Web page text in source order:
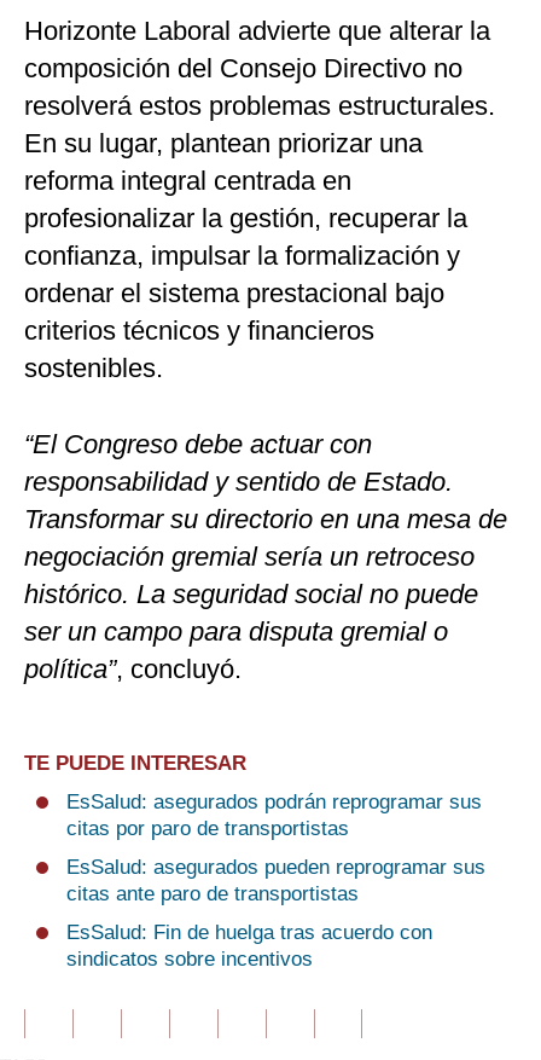
Horizonte Laboral advierte que alterar la
composición del Consejo Directivo no
resolverá estos problemas estructurales.
En su lugar, plantean priorizar una
reforma integral centrada en
profesionalizar la gestión, recuperar la
confianza, impulsar la formalización y
ordenar el sistema prestacional bajo
criterios técnicos y financieros
sostenibles.
“El Congreso debe actuar con
responsabilidad y sentido de Estado.
Transformar su directorio en una mesa de
negociación gremial sería un retroceso
histórico. La seguridad social no puede
ser un campo para disputa gremial o
política”, concluyó.
TE PUEDE INTERESAR
EsSalud: asegurados podrán reprogramar sus
citas por paro de transportistas
EsSalud: asegurados pueden reprogramar sus
citas ante paro de transportistas
EsSalud: Fin de huelga tras acuerdo con
sindicatos sobre incentivos